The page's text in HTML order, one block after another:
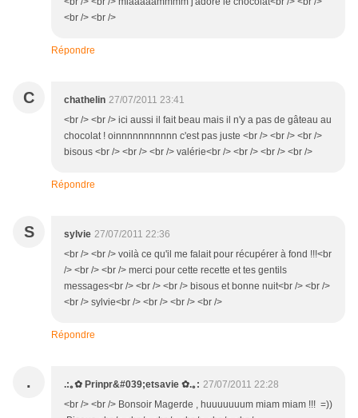
<br /> <br />
Répondre
C chathelin 27/07/2011 23:41
<br /> <br /> ici aussi il fait beau mais il n'y a pas de gâteau au
chocolat ! oinnnnnnnnnnn c'est pas juste <br /> <br /> <br />
bisous <br /> <br /> <br /> valérie<br /> <br /> <br /> <br />
Répondre
S sylvie 27/07/2011 22:36
<br /> <br /> voilà ce qu'il me falait pour récupérer à fond !!!<br
/> <br /> <br /> merci pour cette recette et tes gentils
messages<br /> <br /> <br /> bisous et bonne nuit<br /> <br />
<br /> sylvie<br /> <br /> <br /> <br />
Répondre
. .:｡✿ Prinpr&#039;etsavie ✿.｡: 27/07/2011 22:28
<br /> <br /> Bonsoir Magerde , huuuuuuum miam miam !!! =))